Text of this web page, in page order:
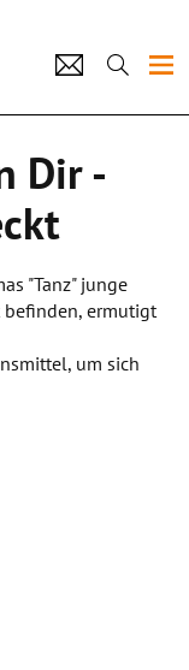
Dir -
"Tanz" junge
befinden, ermutigt
um sich
und sich
Mädchen wird
Rhythmen